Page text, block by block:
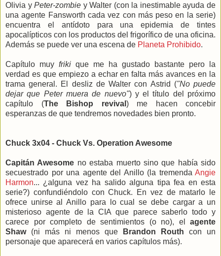
Olivia yPeter-zombie y Walter (con la inestimable ayuda de
una agente Fansworth cada vez con más peso en la serie)
encuentra el antídoto para una epidemia de tintes
apocalípticos con los productos del frigorífico de una oficina.
Además se puede ver una escena de Planeta Prohibido.
Capítulo muy friki que me ha gustado bastante pero la
verdad es que empiezo a echar en falta más avances en la
trama general. El desliz de Walter con Astrid ("No puede
dejar que Peter muera de nuevo") y el título del próximo
capítulo (The Bishop revival ) me hacen concebir
esperanzas de que tendremos novedades bien pronto.
Chuck 3x04 - Chuck Vs. Operation Awesome
Capitán Awesome no estaba muerto sino que había sido
secuestrado por una agente del Anillo (la tremenda Angie
Harmon... ¿alguna vez ha salido alguna tipa fea en esta
serie?) confundiéndolo con Chuck. En vez de matarlo le
ofrece unirse al Anillo para lo cual se debe cargar a un
misterioso agente de la CIA que parece saberlo todo y
carece por completo de sentimientos (o no), el agente
Shaw(ni más ni menos que Brandon Routh con un
personaje que aparecerá en varios capítulos más).